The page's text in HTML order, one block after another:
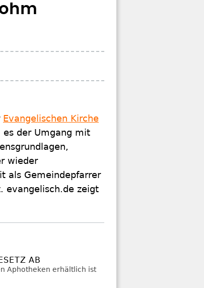
Evangelischen Kirche
es der Umgang mit
wieder
als Gemeindepfarrer
evangelisch.de zeigt
AB